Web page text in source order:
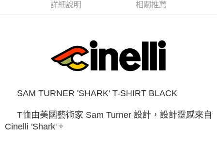
流程，驗證手機門號後，選擇欲分期的期數、繳款截止日，確認付款後即完
3.實際核准額度、可分期數及費用金額請依後續交易確認頁面所載為準。
4.訂單成立30分鐘內，如未前往確認交易或遇審核未通過，訂單將自動取
【繳款方式說明】
醒簡訊。
2.透過簡訊連結打開帳單後，可選擇「超商條碼／台灣大直營門市／銀行轉
帳／街口支付／iPASS MONEY」等通路繳費。
【關於「AFTEE先享後付」】
AFTEE先享後付是「在收到商品之後才付款」的支付方式。 讓您購物簡單
１．簡單：不需註冊會員、不需綁卡、不需儲值。
３．安心：先確認商品／服務後，再付款。
１．於結帳方式選擇「AFTEE先享後付」後，將跳轉至「AFTEE先享後付」
結帳頁面，進行簡訊認證並確認金額後，即可完成結帳。
全家取貨付款
全家純取貨
詳細說明 相關推薦
SAM TURNER 'SHARK' T-SHIRT BLACK
T恤由美國藝術家 Sam Turner 設計，設計靈感來自
Cinelli 'Shark'。